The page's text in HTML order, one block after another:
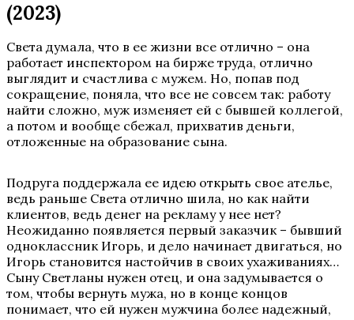
(2023)
Света думала, что в ее жизни все отлично – она
работает инспектором на бирже труда, отлично
выглядит и счастлива с мужем. Но, попав под
сокращение, поняла, что все не совсем так: работу
найти сложно, муж изменяет ей с бывшей коллегой,
а потом и вообще сбежал, прихватив деньги,
отложенные на образование сына.
Подруга поддержала ее идею открыть свое ателье,
ведь раньше Света отлично шила, но как найти
клиентов, ведь денег на рекламу у нее нет?
Неожиданно появляется первый заказчик – бывший
одноклассник Игорь, и дело начинает двигаться, но
Игорь становится настойчив в своих ухаживаниях…
Сыну Светланы нужен отец, и она задумывается о
том, чтобы вернуть мужа, но в конце концов
понимает, что ей нужен мужчина более надежный,